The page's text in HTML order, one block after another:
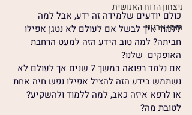
ניצחון הרוח האנושית
חוסן ארגוני
כולם יודעים שלמידה זה ידע, אבל למה
ללמוד איך לבשל אם לעולם לא נטגן אפילו
חביתה? למה טוב הידע הזה למעט הרחבת
האופקים  שלנו?
אם נלמד רפואה במשך 7 שנים אך לעולם לא
נשתמש בידע הזה להציל אפילו נפש חיה אחת
או לרפא איזה כאב, למה ללמוד ולהשקיע?
לטובת מה?